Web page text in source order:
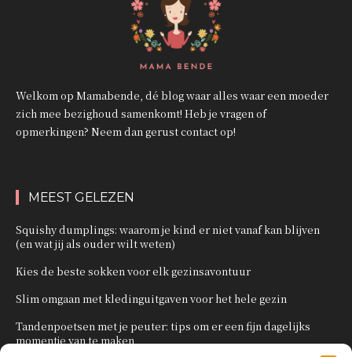
Welkom op Mamabende, dé blog waar alles waar een moeder
zich mee bezighoud samenkomt! Heb je vragen of
opmerkingen? Neem dan gerust contact op!
MEEST GELEZEN
Squishy dumplings: waarom je kind er niet vanaf kan blijven
(en wat jij als ouder wilt weten)
Kies de beste sokken voor elk gezinsavontuur
Slim omgaan met kledinguitgaven voor het hele gezin
Tandenpoetsen met je peuter: tips om er een fijn dagelijks
momentje van te maken